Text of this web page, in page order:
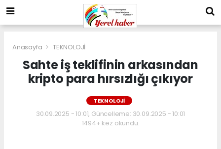
Anasayfa TEKNOLOJİ
Sahte iş teklifinin arkasından
kripto para hırsızlığı çıkıyor
TEKNOLOJİ
30.09.2025 - 10:01, Güncelleme: 30.09.2025 - 10:01
1494+ kez okundu.